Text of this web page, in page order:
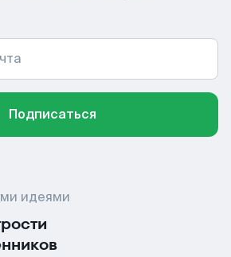
Подписаться
идеями